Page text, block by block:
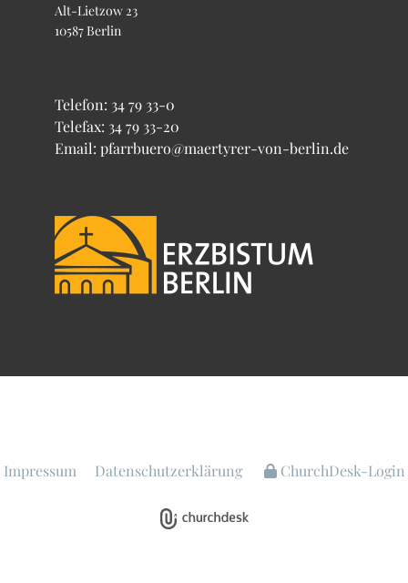
Alt-Lietzow 23
10587 Berlin
Telefon: 34 79 33-0
Telefax: 34 79 33-20
Email: pfarrbuero@maertyrer-von-berlin.de
Impressum Datenschutzerklärung ChurchDesk-Login